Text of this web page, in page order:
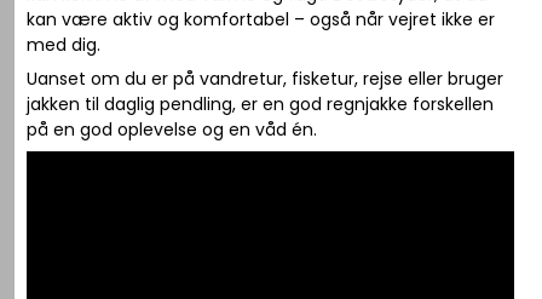
kan være aktiv og komfortabel – også når vejret ikke er
med dig.
Uanset om du er på vandretur, fisketur, rejse eller bruger
jakken til daglig pendling, er en god regnjakke forskellen
på en god oplevelse og en våd én.